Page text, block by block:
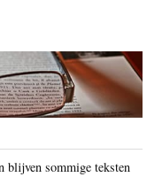
blijven sommige teksten